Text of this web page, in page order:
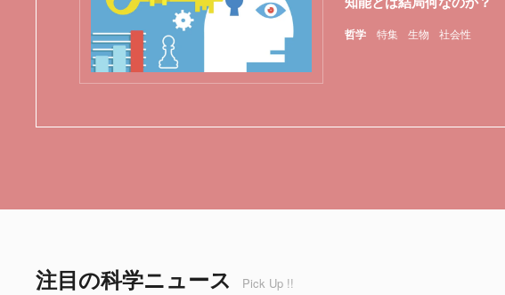
哲学 特集 生物 社会性
注目の科学ニュース Pick Up !!